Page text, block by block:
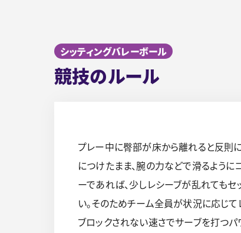
シッティングバレーボール
競技のルール
プレー中に臀部が床から離れると反則
につけたまま、腕の力などで滑るよう
ーであれば、少しレシーブが乱れてもセ
い。そのためチーム全員が状況に応じて
ブロックされない速さでサーブを打つ